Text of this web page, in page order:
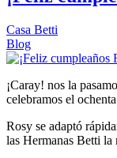
Casa Betti
Blog
¡Caray! nos la
celebramos el
Rosy se adaptó
las Hermanas Betti la